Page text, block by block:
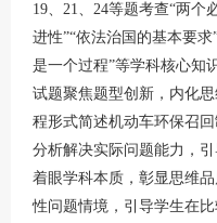
19、21、24等题考查“两个
进性”“依法治国的基本要求
是一个过程”等学科核心知
试题聚焦题型创新，内化
程形式简述机动车环保召
分析解决实际问题能力，
着眼学科本质，彰显思维
性问题情境，引导学生在